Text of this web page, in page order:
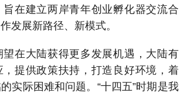
旨在建立两岸青年创业孵化器交流合
发展新路径、新模式。
大陆获得更多发展机遇，大陆有
，提供政策扶持，打造良好环境，着
实际困难和问题。“十四五”时期是我